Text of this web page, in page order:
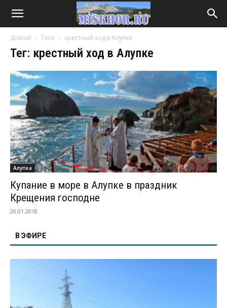
Домой Теги крестный ход в Алупке
Тег: крестный ход в Алупке
Алупка
Купание в море в Алупке в праздник
Крещения господне
20.01.2018
В ЭФИРЕ